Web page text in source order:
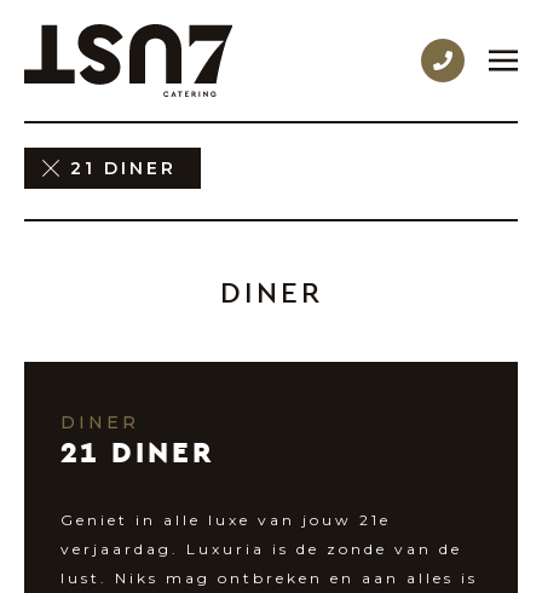
21 DINER
DINER
DINER
21 DINER
Geniet in alle luxe van jouw 21e
verjaardag. Luxuria is de zonde van de
lust. Niks mag ontbreken en aan alles is